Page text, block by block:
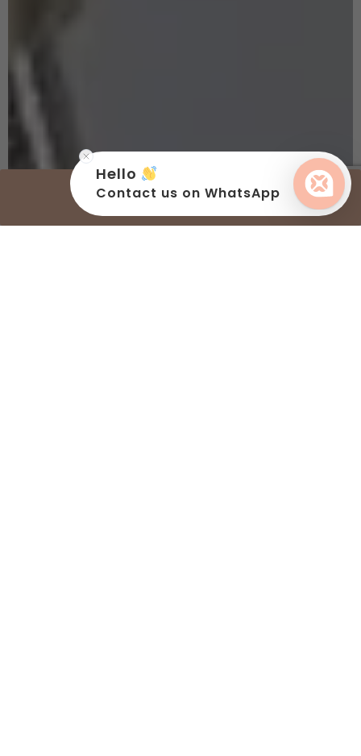
PRENDRE RENDEZ-VOUS
Hello
Contact us on WhatsApp